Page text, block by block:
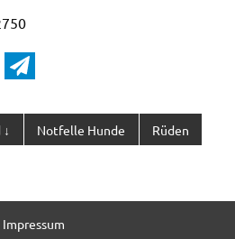
Notfelle Hunde Rüden
Impressum